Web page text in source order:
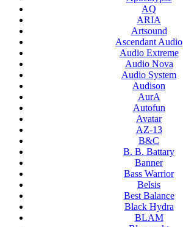
AQ
ARIA
Artsound
Ascendant Audio
Audio Extreme
Audio Nova
Audio System
Audison
AurA
Autofun
Avatar
AZ-13
B&C
B. B. Battary
Banner
Bass Warrior
Belsis
Best Balance
Black Hydra
BLAM